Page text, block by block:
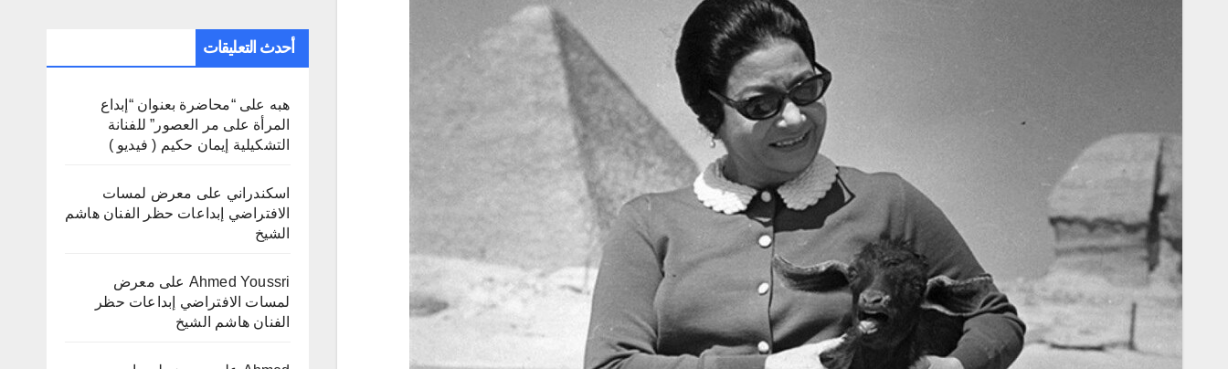
أحدث التعليقات
هبه على“محاضرة بعنوان “إبداع
المرأة على مر العصور” للفنانة
التشكيلية إيمان حكيم ( فيديو )
اسكندراني على معرض لمسات
الافتراضي إبداعات حظر الفنان هاشم
الشيخ
Ahmed Youssri على معرض
لمسات الافتراضي إبداعات حظر
الفنان هاشم الشيخ